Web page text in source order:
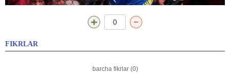
0
FIKRLAR
barcha fikrlar (0)